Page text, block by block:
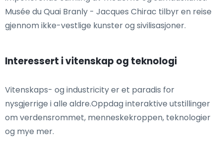
Musée du Quai Branly - Jacques Chirac tilbyr en reise
gjennom ikke-vestlige kunster og sivilisasjoner.
Interessert i vitenskap og teknologi
Vitenskaps- og industricity er et paradis for
nysgjerrige i alle aldre.Oppdag interaktive utstillinger
om verdensrommet, menneskekroppen, teknologier
og mye mer.